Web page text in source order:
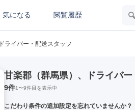
気になる 閲覧履歴
ドライバー・配送スタッフ
甘楽郡（群馬県）、ドライバ
9件1〜9件目を表示中
こだわり条件の追加設定を忘れていませんか？